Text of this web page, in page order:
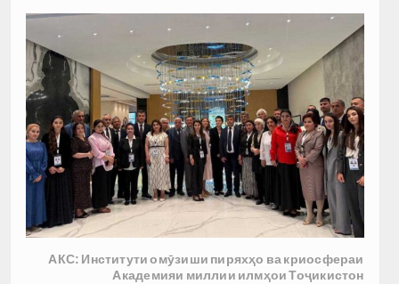
АКС: Институти омӯзиши пиряхҳо ва криосфераи
Академияи миллии илмҳои Тоҷикистон